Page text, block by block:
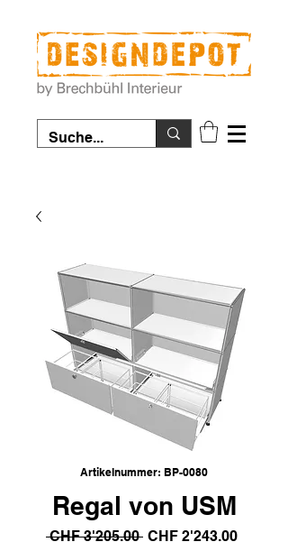
Artikelnummer: BP-0080
Regal von USM
CHF 3'205.00 Standardpreis
CHF 2'243.00Sale-